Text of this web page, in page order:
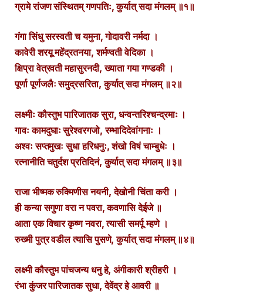
ग्रामे रांजण संस्थितम् गणपतिः, कुर्यात् सदा मंगलम् ॥१॥
गंगा सिंधु सरस्वती च यमुना, गोदावरी नर्मदा ।
कावेरी शरयू महेंद्रतनया, शर्मण्वती वेदिका ।
क्षिप्रा वेत्रवती महासुरनदी, ख्याता गया गण्डकी ।
पूर्णा पूर्णजलैः समुद्रसरिता, कुर्यात् सदा मंगलम् ॥२॥
लक्ष्मीः कौस्तुभ पारिजातक सुरा, धन्वन्तरिश्चन्द्रमाः ।
गावः कामदुघाः सुरेश्वरगजो, रम्भादिदेवांगनाः ।
अश्वः सप्तमुखः सुधा हरिधनुः, शंखो विषं चाम्बुधेः ।
रत्नानीति चतुर्दश प्रतिदिनं, कुर्यात् सदा मंगलम् ॥३॥
राजा भीष्मक रुक्मिणीस नयनी, देखोनी चिंता करी ।
ही कन्या सगुणा वरा न पवरा, कवणासि देईजे ॥
आता एक विचार कृष्ण नवरा, त्यासी समर्पू म्हणे ।
रुख्मी पुत्र वडील त्यासि पुसणे, कुर्यात् सदा मंगलम् ॥४॥
लक्ष्मी कौस्तुभ पांचजन्य धनु हे, अंगीकारी श्रीहरी ।
रंभा कुंजर पारिजातक सुधा, देवेंद्र हे आवरी ॥